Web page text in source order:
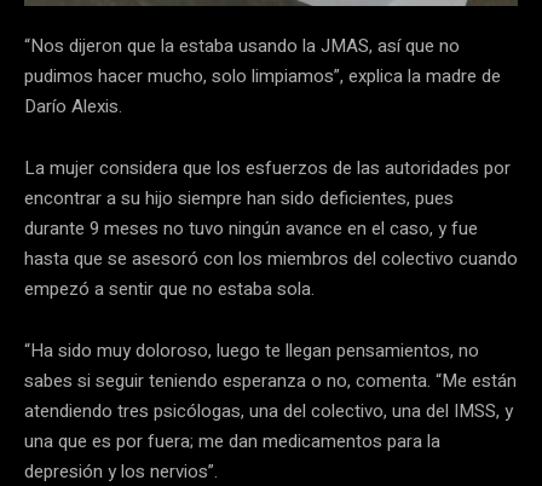
“Nos dijeron que la estaba usando la JMAS, así que no
pudimos hacer mucho, solo limpiamos”, explica la madre de
Darío Alexis.
La mujer considera que los esfuerzos de las autoridades por
encontrar a su hijo siempre han sido deficientes, pues
durante 9 meses no tuvo ningún avance en el caso, y fue
hasta que se asesoró con los miembros del colectivo cuando
empezó a sentir que no estaba sola.
“Ha sido muy doloroso, luego te llegan pensamientos, no
sabes si seguir teniendo esperanza o no, comenta. “Me están
atendiendo tres psicólogas, una del colectivo, una del IMSS, y
una que es por fuera; me dan medicamentos para la
depresión y los nervios”.